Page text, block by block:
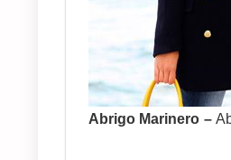
Abrigo Marinero –